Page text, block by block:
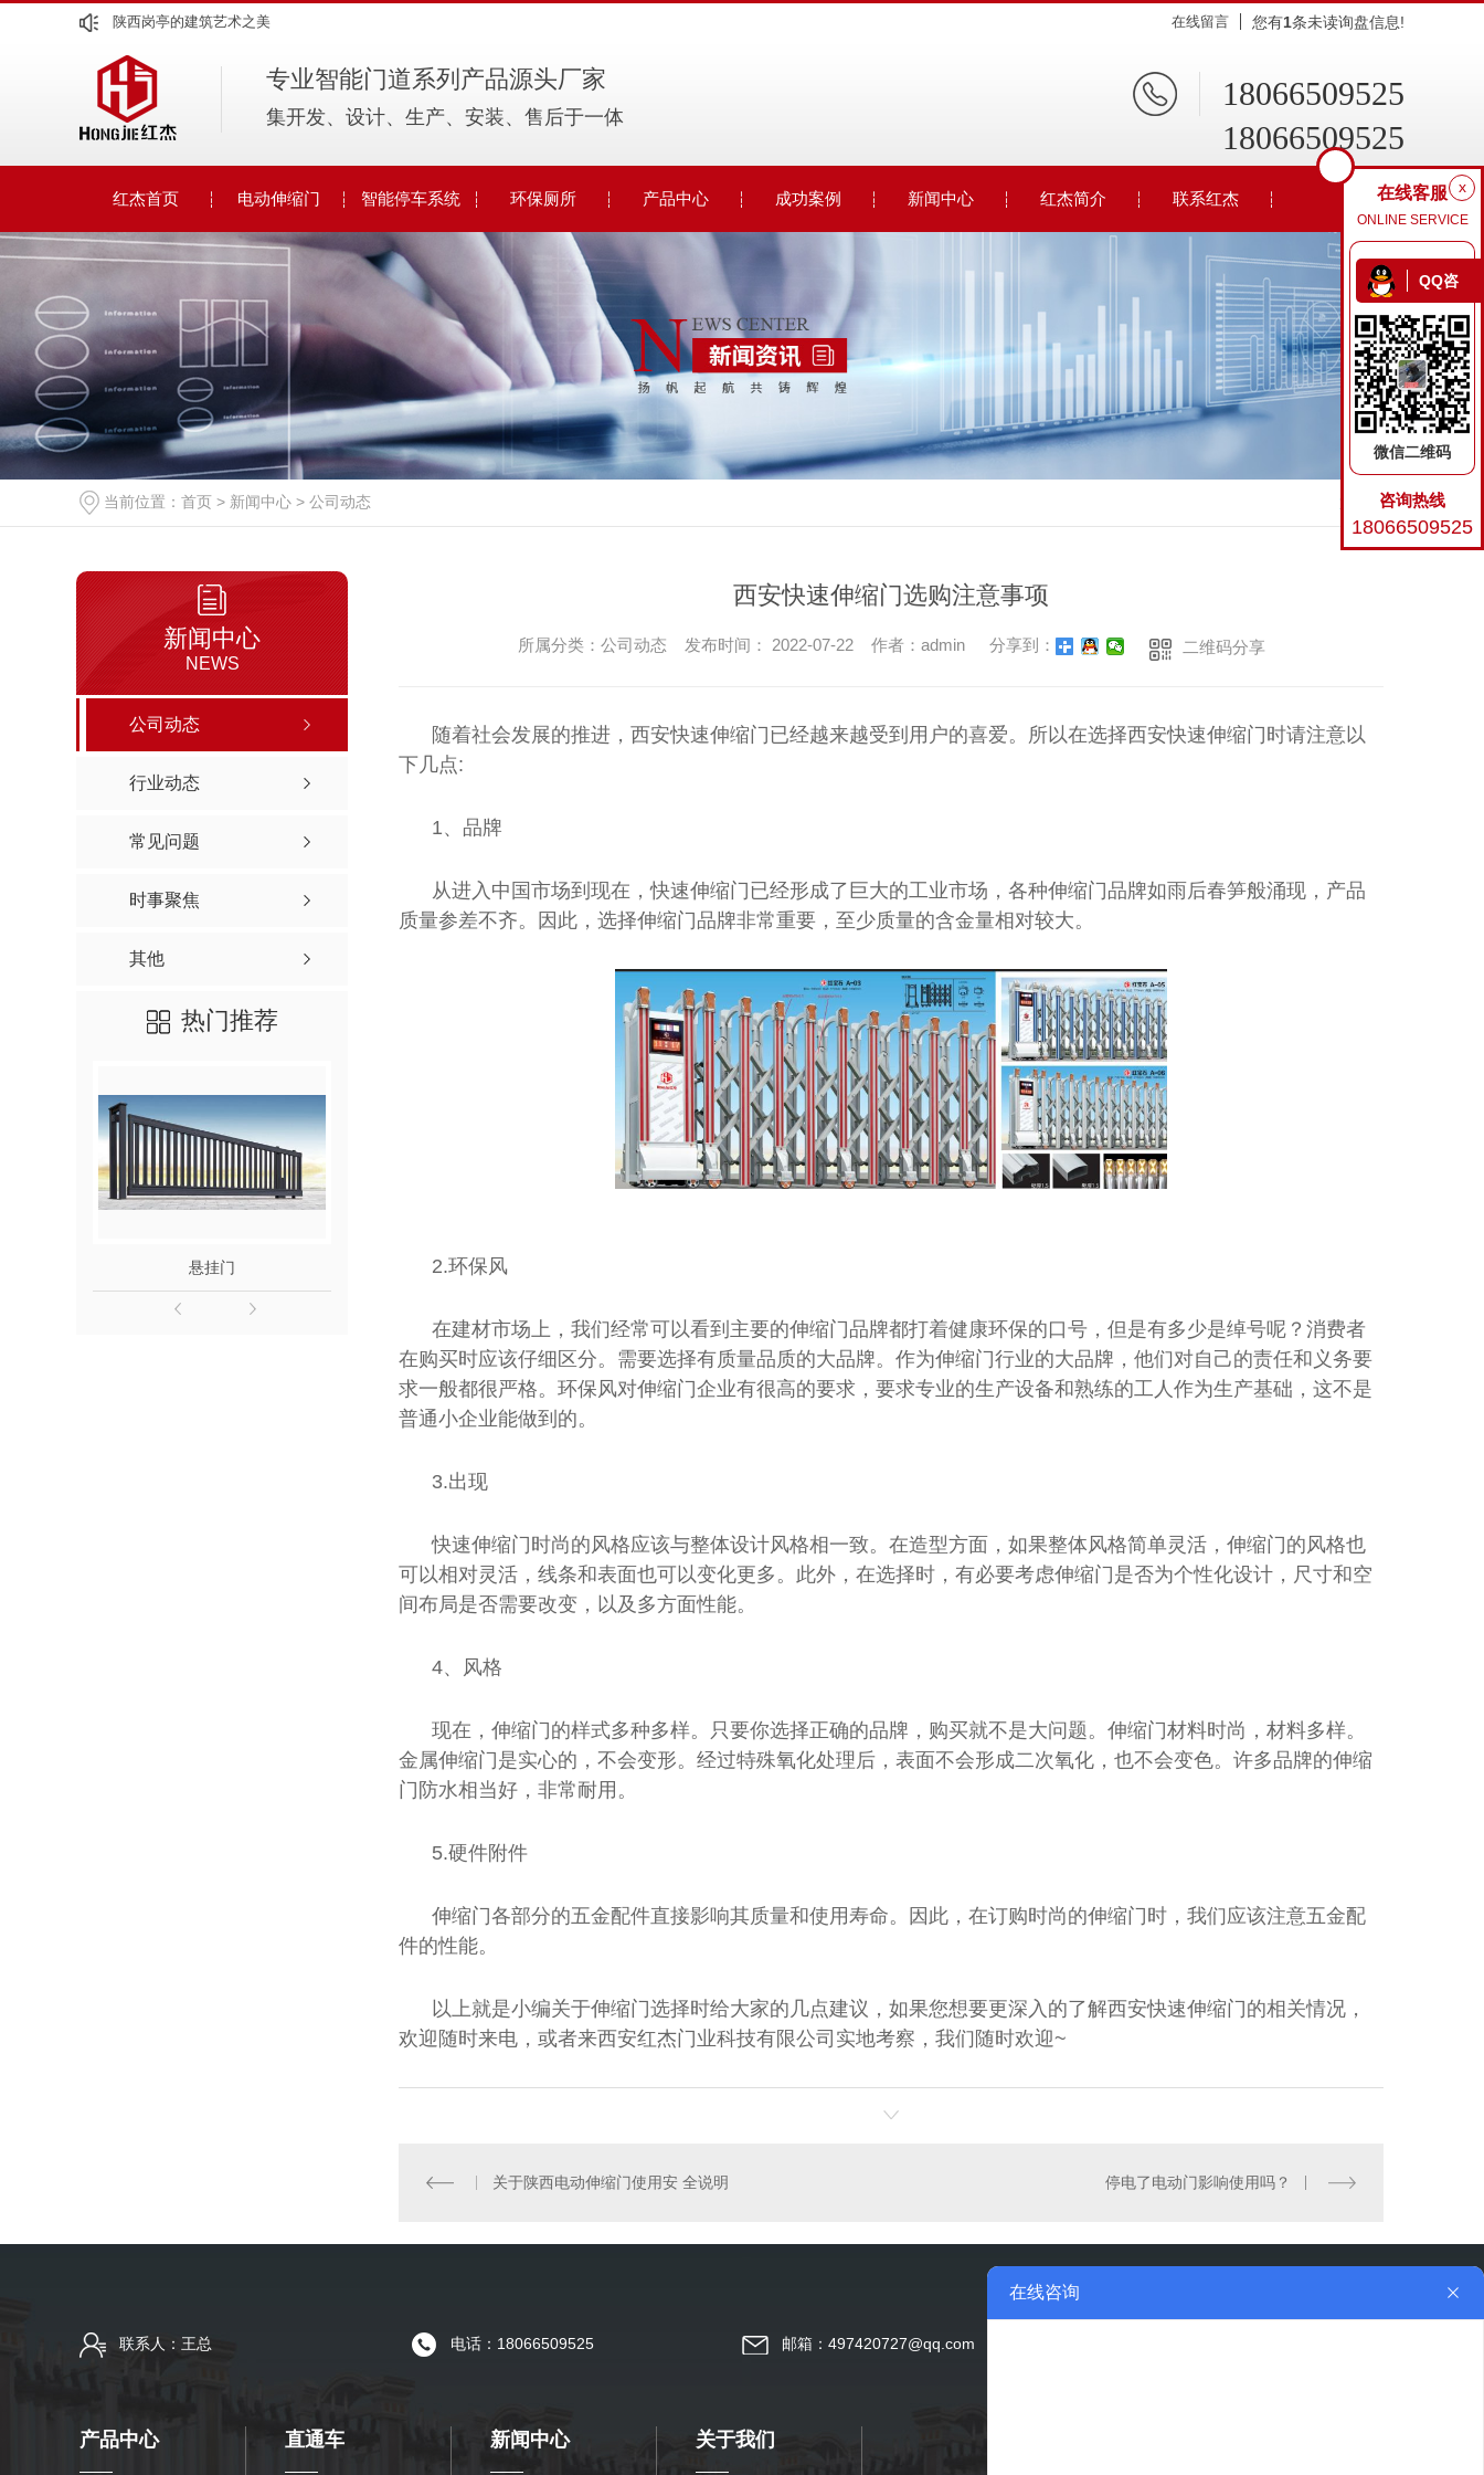
陕西岗亭的建筑艺术之美
陕西智能停车系统
在线留言 您有1条未读询盘信息!
专业智能门道系列产品源头厂家
集开发、设计、生产、安装、售后于一体
18066509525
18066509525
红杰首页 电动伸缩门 智能停车系统
人脸识别系统
车牌识别系统
智能停车设计方案
智能道闸系列
人行通道闸系列
全自动升降柱系列
环保厕所
大型环保厕所
移动环保厕所
车载环保厕所
彩钢厕所
产品中心
智能停车系统
单层栅栏道闸
岗亭
陕西警务岗亭
陕西不锈钢岗亭
陕西护栏施工
户外地磁车位引导系统
伸缩门
太空舱
网红集装箱项目实景
网红集装箱场景应用
三角屋项目实景
三角屋场景应用
三角屋民宿
移动客舱T03
成功案例
智能停车系统
移动厕所
车牌识别
新闻中心
常见问题
时事聚焦
其他
红杰简介 联系红杰
当前位置： 首页 > 新闻中心 > 公司动态 返回
新闻中心
NEWS
公司动态
行业动态
常见问题
时事聚焦
其他
热门推荐
悬挂门 轻钢别墅场景应用
西安快速伸缩门选购注意事项
所属分类：公司动态 发布时间： 2022-07-22 作者：admin 分享到： 二维码分享
随着社会发展的推进，西安快速伸缩门已经越来越受到用户的喜爱。所以在选择西安快速伸缩门时请注意以
下几点:
1、品牌
从进入中国市场到现在，快速伸缩门已经形成了巨大的工业市场，各种伸缩门品牌如雨后春笋般涌现，产品
质量参差不齐。因此，选择伸缩门品牌非常重要，至少质量的含金量相对较大。
2.环保风
在建材市场上，我们经常可以看到主要的伸缩门品牌都打着健康环保的口号，但是有多少是绰号呢？消费者
在购买时应该仔细区分。需要选择有质量品质的大品牌。作为伸缩门行业的大品牌，他们对自己的责任和义务要
求一般都很严格。环保风对伸缩门企业有很高的要求，要求专业的生产设备和熟练的工人作为生产基础，这不是
普通小企业能做到的。
3.出现
快速伸缩门时尚的风格应该与整体设计风格相一致。在造型方面，如果整体风格简单灵活，伸缩门的风格也
可以相对灵活，线条和表面也可以变化更多。此外，在选择时，有必要考虑伸缩门是否为个性化设计，尺寸和空
间布局是否需要改变，以及多方面性能。
4、风格
现在，伸缩门的样式多种多样。只要你选择正确的品牌，购买就不是大问题。伸缩门材料时尚，材料多样。
金属伸缩门是实心的，不会变形。经过特殊氧化处理后，表面不会形成二次氧化，也不会变色。许多品牌的伸缩
门防水相当好，非常耐用。
5.硬件附件
伸缩门各部分的五金配件直接影响其质量和使用寿命。因此，在订购时尚的伸缩门时，我们应该注意五金配
件的性能。
以上就是小编关于伸缩门选择时给大家的几点建议，如果您想要更深入的了解西安快速伸缩门的相关情况，
欢迎随时来电，或者来西安红杰门业科技有限公司实地考察，我们随时欢迎~
关于陕西电动伸缩门使用安 全说明 停电了电动门影响使用吗？
联系人：王总 电话：18066509525 邮箱：497420727@qq.com
产品中心 直通车 新闻中心 关于我们
x
在线客服
ONLINE SERVICE
QQ咨
询
微信二维码
咨询热线
18066509525